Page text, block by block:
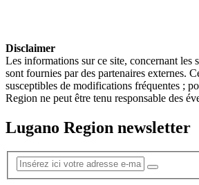
Disclaimer
Les informations sur ce site, concernant les
sont fournies par des partenaires externes.
susceptibles de modifications fréquentes ;
Region ne peut être tenu responsable des
Lugano Region newsletter